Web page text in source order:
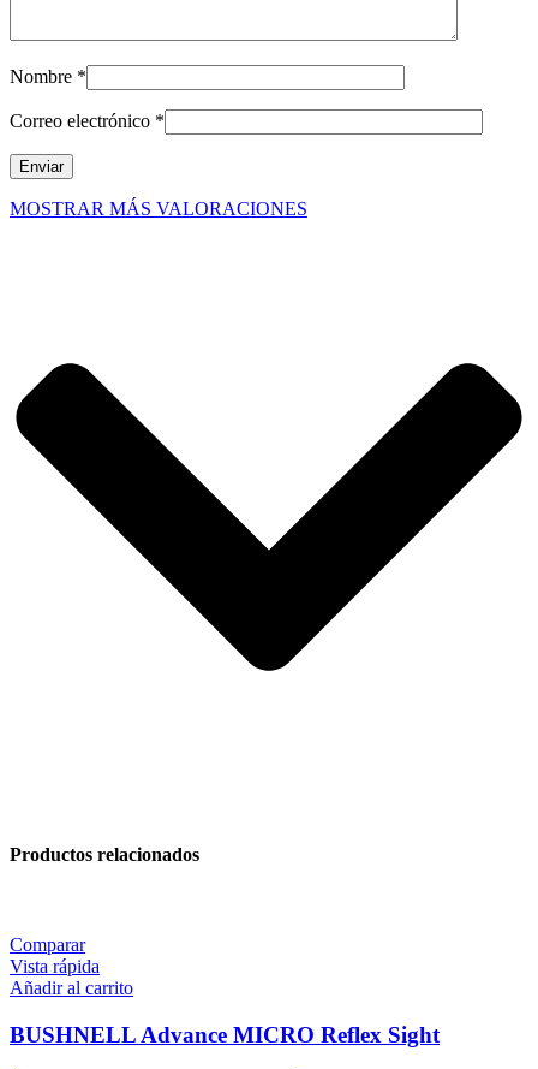
Nombre *
Correo electrónico *
MOSTRAR MÁS VALORACIONES
Productos relacionados
Comparar
Vista rápida
Añadir al carrito
BUSHNELL Advance MICRO Reflex Sight